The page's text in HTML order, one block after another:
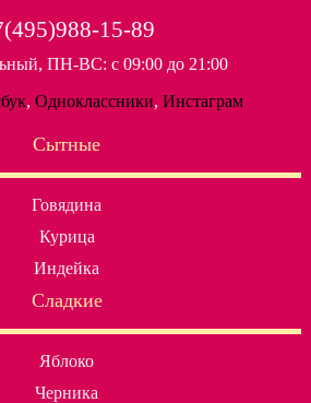
15-89
ПН-ВС: с 09:00 до 21:00
, Одноклассники, Инстаграм
Сытные
Говядина
Курица
Индейка
Сладкие
Яблоко
Черника